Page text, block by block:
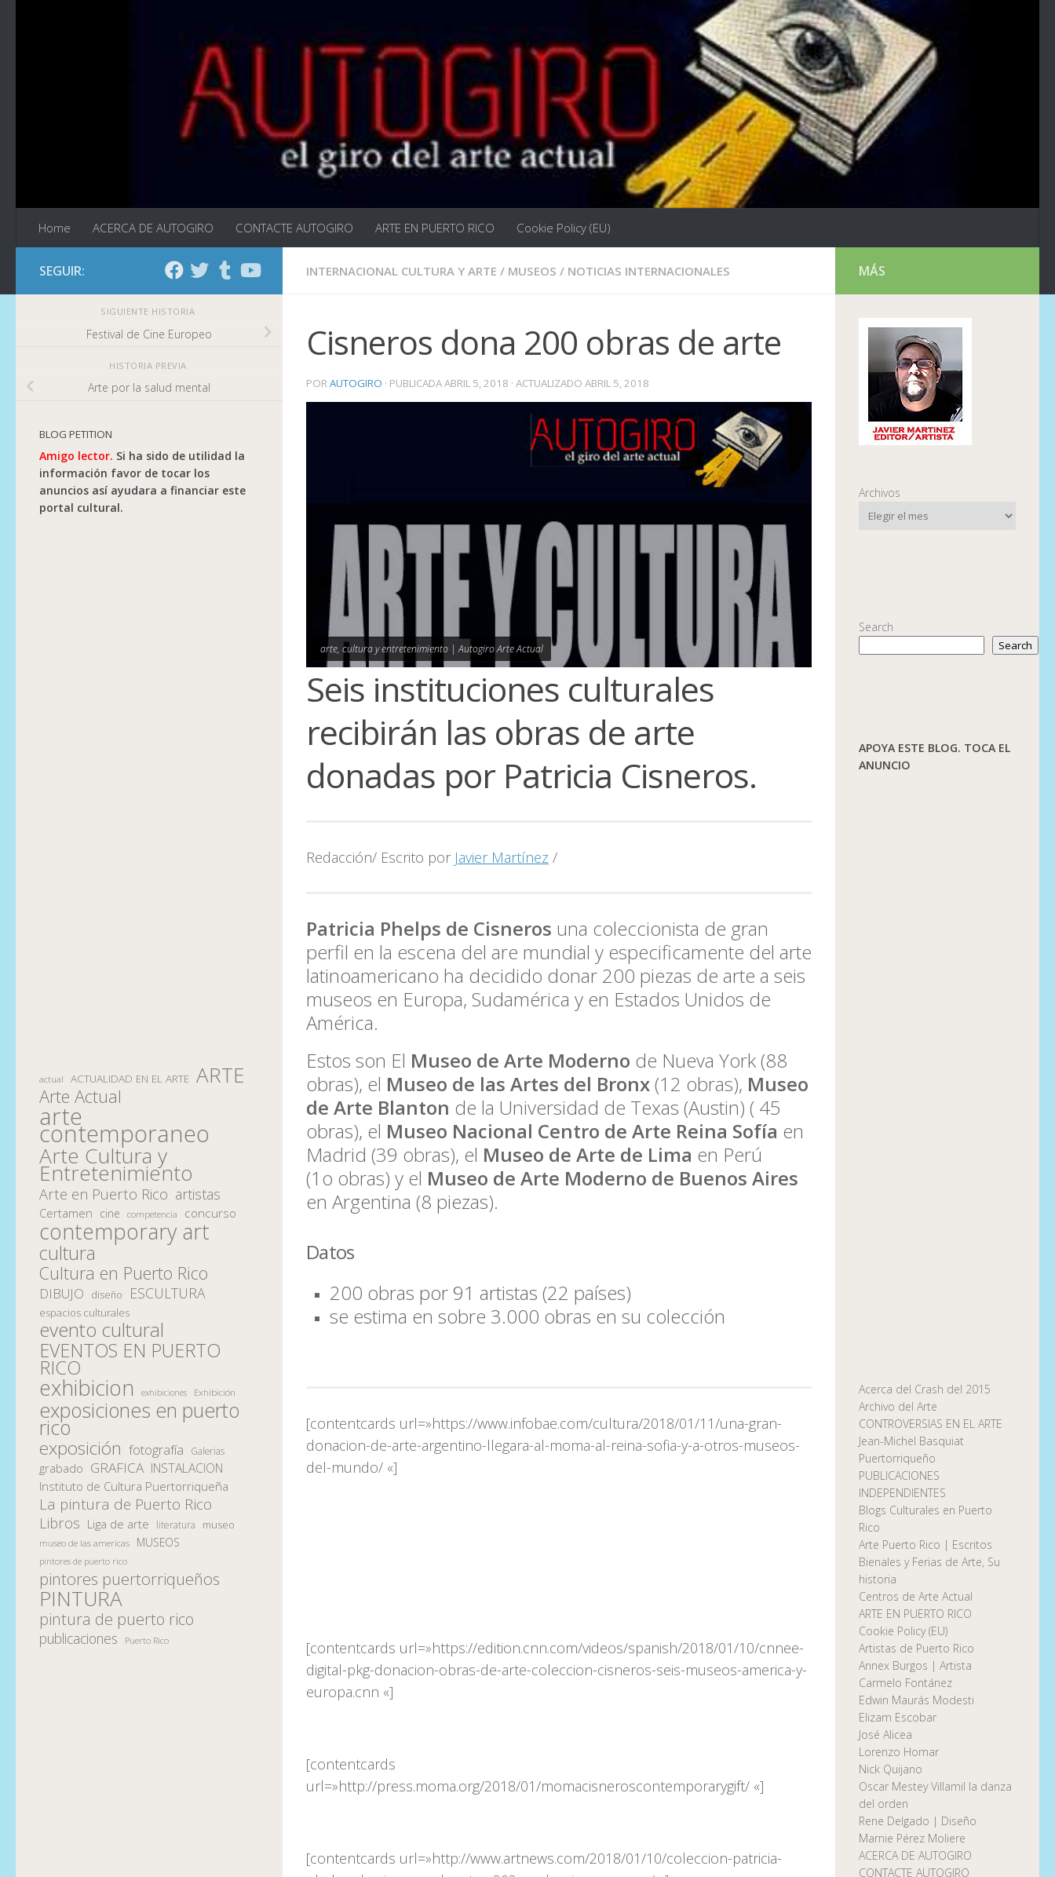
Home ACERCA DE AUTOGIRO CONTACTE AUTOGIRO ARTE EN PUERTO RICO Cookie Policy (EU)
INTERNACIONAL CULTURA Y ARTE / MUSEOS / NOTICIAS INTERNACIONALES
Cisneros dona 200 obras de arte
PORAUTOGIRO · PUBLICADAABRIL 5, 2018 · ACTUALIZADO ABRIL 5, 2018
arte, cultura y entretenimiento | Autogiro Arte Actual
Seis instituciones culturales
recibirán las obras de arte
donadas por Patricia Cisneros.
Redacción/ Escrito por Javier Martínez /
Patricia Phelps de Cisneros una coleccionista de gran
perfil en la escena del are mundial y especificamente del arte
latinoamericano ha decidido donar 200 piezas de arte a seis
museos en Europa, Sudamérica y en Estados Unidos de
América.
Estos son El Museo de Arte Moderno de Nueva York (88
obras), el Museo de las Artes del Bronx(12 obras), Museo
de Arte Blanton de la Universidad de Texas (Austin) ( 45
obras), el Museo Nacional Centro de Arte Reina Sofía en
Madrid (39 obras), el Museo de Arte de Lima en Perú
(1o obras) y el Museo de Arte Moderno de Buenos Aires
en Argentina (8 piezas).
Datos
200 obras por 91 artistas (22 países)
se estima en sobre 3.000 obras en su colección
[contentcards url=»https://www.infobae.com/cultura/2018/01/11/una-gran-
donacion-de-arte-argentino-llegara-al-moma-al-reina-sofia-y-a-otros-museos-
del-mundo/ «]
[contentcards url=»https://edition.cnn.com/videos/spanish/2018/01/10/cnnee-
digital-pkg-donacion-obras-de-arte-coleccion-cisneros-seis-museos-america-y-
europa.cnn «]
[contentcards
url=»http://press.moma.org/2018/01/momacisneroscontemporarygift/ «]
[contentcards url=»http://www.artnews.com/2018/01/10/coleccion-patricia-
SEGUIR:
SIGUIENTE HISTORIA
Festival de Cine Europeo
HISTORIA PREVIA
Arte por la salud mental
BLOG PETITION
Amigo lector. Si ha sido de utilidad la
información favor de tocar los
anuncios así ayudara a financiar este
portal cultural.
actual ACTUALIDAD EN EL ARTE ARTE
Arte Actual
arte
contemporaneo
Arte Cultura y
Entretenimiento
Arte en Puerto Rico artistas
Certamen cine competencia concurso
contemporary art
cultura
Cultura en Puerto Rico
DIBUJO diseño ESCULTURA
espacios culturales
evento cultural
EVENTOS EN PUERTO
RICO
exhibicion exhibiciones Exhibición
exposiciones en puerto
rico
exposición fotografía Galerias
grabado GRAFICA INSTALACION
Instituto de Cultura Puertorriqueña
La pintura de Puerto Rico
Libros Liga de arte literatura museo
museo de las americas MUSEOS
pintores de puerto rico
pintores puertorriqueños
PINTURA
pintura de puerto rico
publicaciones Puerto Rico
MÁS
Archivos
Search
Search
APOYA ESTE BLOG. TOCA EL
ANUNCIO
Acerca del Crash del 2015
Archivo del Arte
CONTROVERSIAS EN EL ARTE
Jean-Michel Basquiat
Puertorriqueño
PUBLICACIONES
INDEPENDIENTES
Blogs Culturales en Puerto
Rico
Arte Puerto Rico | Escritos
Bienales y Ferias de Arte, Su
historia
Centros de Arte Actual
ARTE EN PUERTO RICO
Cookie Policy (EU)
Artistas de Puerto Rico
Annex Burgos | Artista
Carmelo Fontánez
Edwin Maurás Modesti
Elizam Escobar
José Alicea
Lorenzo Homar
Nick Quijano
Oscar Mestey Villamil la danza
del orden
Rene Delgado | Diseño
Marnie Pérez Moliere
ACERCA DE AUTOGIRO
CONTACTE AUTOGIRO